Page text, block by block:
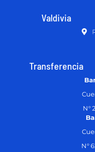
Valdivia
Transferencia
N°
N°